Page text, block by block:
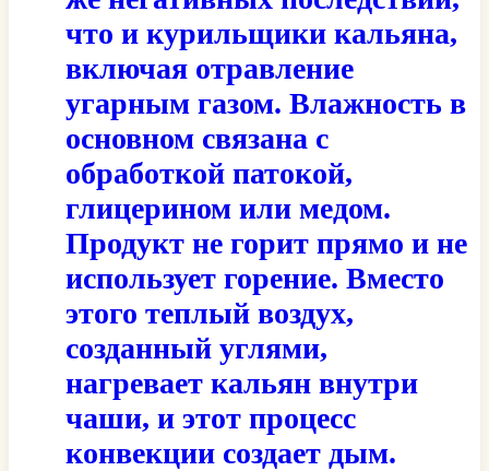
что и курильщики кальяна,
включая отравление
угарным газом. Влажность в
основном связана с
обработкой патокой,
глицерином или медом.
Продукт не горит прямо и не
использует горение. Вместо
этого теплый воздух,
созданный углями,
нагревает кальян внутри
чаши, и этот процесс
конвекции создает дым.